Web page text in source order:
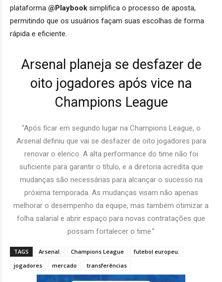
plataforma @Playbook simplifica o processo de aposta,
permitindo que os usuários façam suas escolhas de forma
rápida e eficiente.
Arsenal planeja se desfazer de
oito jogadores após vice na
Champions League
“Após ficar em segundo lugar na Champions League, o
Arsenal definiu que vai se desfazer de oito jogadores para
renovar o elenco. A alta performance do time não foi
suficiente para garantir o título, e a diretoria acredita que
mudanças são necessárias para alcançar o sucesso na
próxima temporada. As mudanças visam não apenas
melhorar o desempenho da equipe, mas também otimizar a
folha salarial e abrir espaço para novas contratações que
possam fortalecer o time.”
TAGS Arsenal. Champions League
futebol europeu.
jogadores
mercado transferências